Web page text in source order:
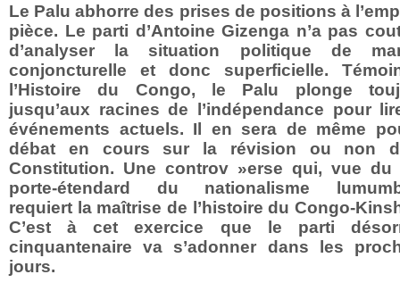
Le Palu abhorre des prises de positions à
pièce. Le parti d’Antoine Gizenga n’a pas
d’analyser la situation politique de
conjoncturelle et donc superficielle.
l’Histoire du Congo, le Palu plonge
jusqu’aux racines de l’indépendance pour
événements actuels. Il en sera de même
débat en cours sur la révision ou non
Constitution. Une controv »erse qui, vue du
porte-étendard du nationalisme
requiert la maîtrise de l’histoire du Congo-
C’est à cet exercice que le parti
cinquantenaire va s’adonner dans les
jours.